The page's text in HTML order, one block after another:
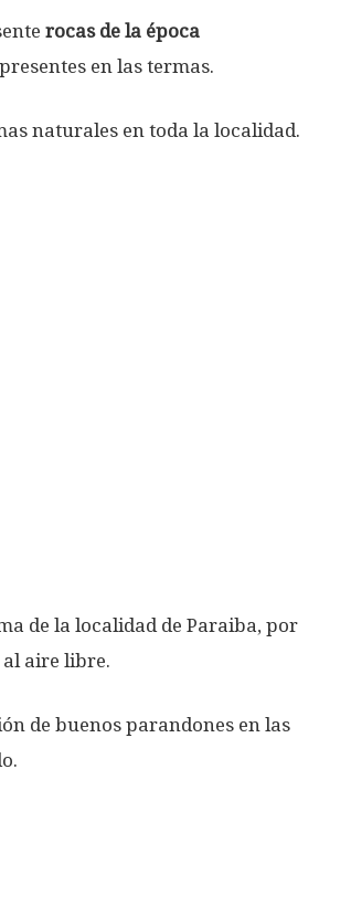
rocas de la época
en las termas.
naturales en toda la localidad.
de la localidad de Paraiba, por
aire libre.
de buenos parandones en las